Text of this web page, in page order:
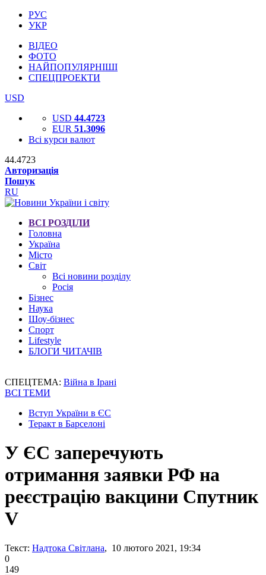
РУС
УКР
ВІДЕО
ФОТО
НАЙПОПУЛЯРНІШІ
СПЕЦПРОЕКТИ
USD
USD 44.4723
EUR 51.3096
Всі курси валют
44.4723
Авторизація
Пошук
RU
ВСІ РОЗДІЛИ
Головна
Україна
Місто
Світ
Всі новини розділу
Росія
Бізнес
Наука
Шоу-бізнес
Спорт
Lifestyle
БЛОГИ ЧИТАЧІВ
СПЕЦТЕМА: Війна в Ірані
ВСІ ТЕМИ
Вступ України в ЄС
Теракт в Барселоні
У ЄС заперечують
отримання заявки РФ на
реєстрацію вакцини Спутник
V
Текст: Надтока Світлана, 10 лютого 2021, 19:34
0
149